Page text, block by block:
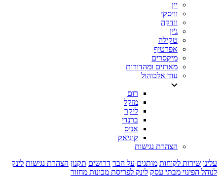
יין
וויסקי
וודקה
ג'ין
טקילה
אפרטיף
מיקסרים
מארזים ומהדורות
עוד אלכוהול
רום
מזקל
ליקר
ברנדי
אניס
קוניאק
הצהרת נגישות
עלינו שירות לקוחות מותגים על הבר דרושים תקנון הצהרת נגישות לינק
לנוהל הפינוי מבתי עסק לינק לפריסת מכונות מחזור